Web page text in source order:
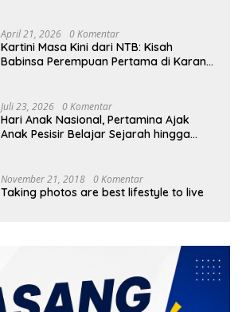
April 21, 2026 0 Komentar
Kartini Masa Kini dari NTB: Kisah
Babinsa Perempuan Pertama di Karang
Juli 23, 2026 0 Komentar
Hari Anak Nasional, Pertamina Ajak
Anak Pesisir Belajar Sejarah hingga
November 21, 2018 0 Komentar
Taking photos are best lifestyle to live